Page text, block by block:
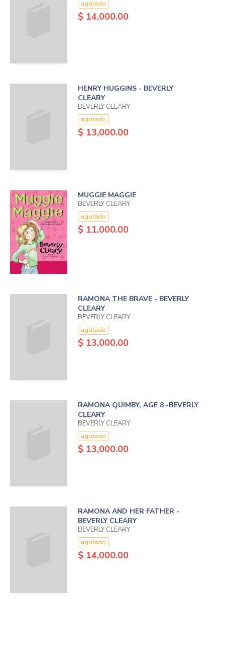
agotado
$ 14,000.00
HENRY HUGGINS - BEVERLY
CLEARY
BEVERLY CLEARY
agotado
$ 13,000.00
MUGGIE MAGGIE
BEVERLY CLEARY
agotado
$ 11,000.00
RAMONA THE BRAVE - BEVERLY
CLEARY
BEVERLY CLEARY
agotado
$ 13,000.00
RAMONA QUIMBY, AGE 8 -BEVERLY
CLEARY
BEVERLY CLEARY
agotado
$ 13,000.00
RAMONA AND HER FATHER -
BEVERLY CLEARY
BEVERLY CLEARY
agotado
$ 14,000.00